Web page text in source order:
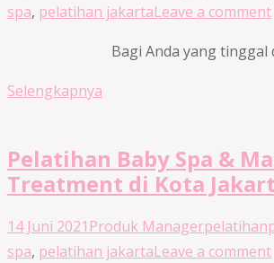
spa, pelatihan jakartaLeave a comment
Bagi Anda yang tinggal
Selengkapnya
Pelatihan Baby Spa &
Treatment di Kota
14 Juni 2021 Produk Managerpelatihan
spa, pelatihan jakartaLeave a comment